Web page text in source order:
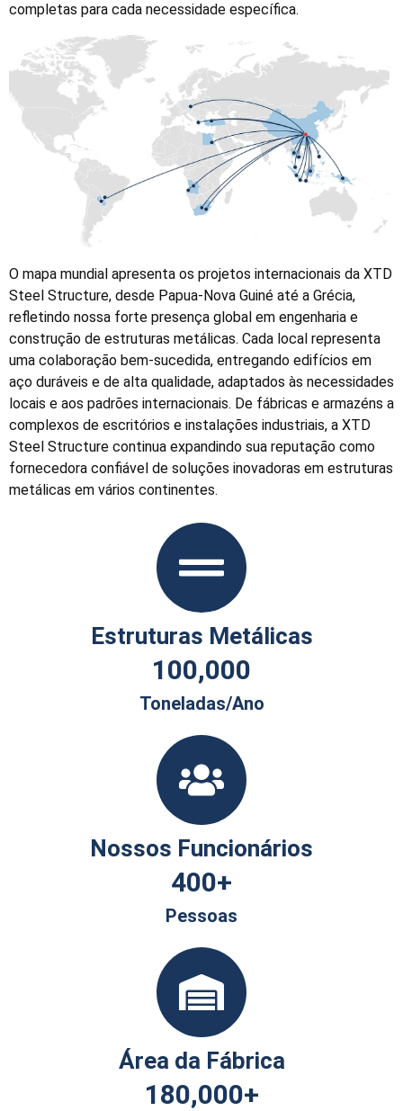
completas para cada necessidade específica.
O mapa mundial apresenta os projetos internacionais da XTD
Steel Structure, desde Papua-Nova Guiné até a Grécia,
refletindo nossa forte presença global em engenharia e
construção de estruturas metálicas. Cada local representa
uma colaboração bem-sucedida, entregando edifícios em
aço duráveis e de alta qualidade, adaptados às necessidades
locais e aos padrões internacionais. De fábricas e armazéns a
complexos de escritórios e instalações industriais, a XTD
Steel Structure continua expandindo sua reputação como
fornecedora confiável de soluções inovadoras em estruturas
metálicas em vários continentes.
Estruturas Metálicas
Toneladas/ano
100,000
Nossos Funcionários
Pessoas
400+
Área da Fábrica
180,000+